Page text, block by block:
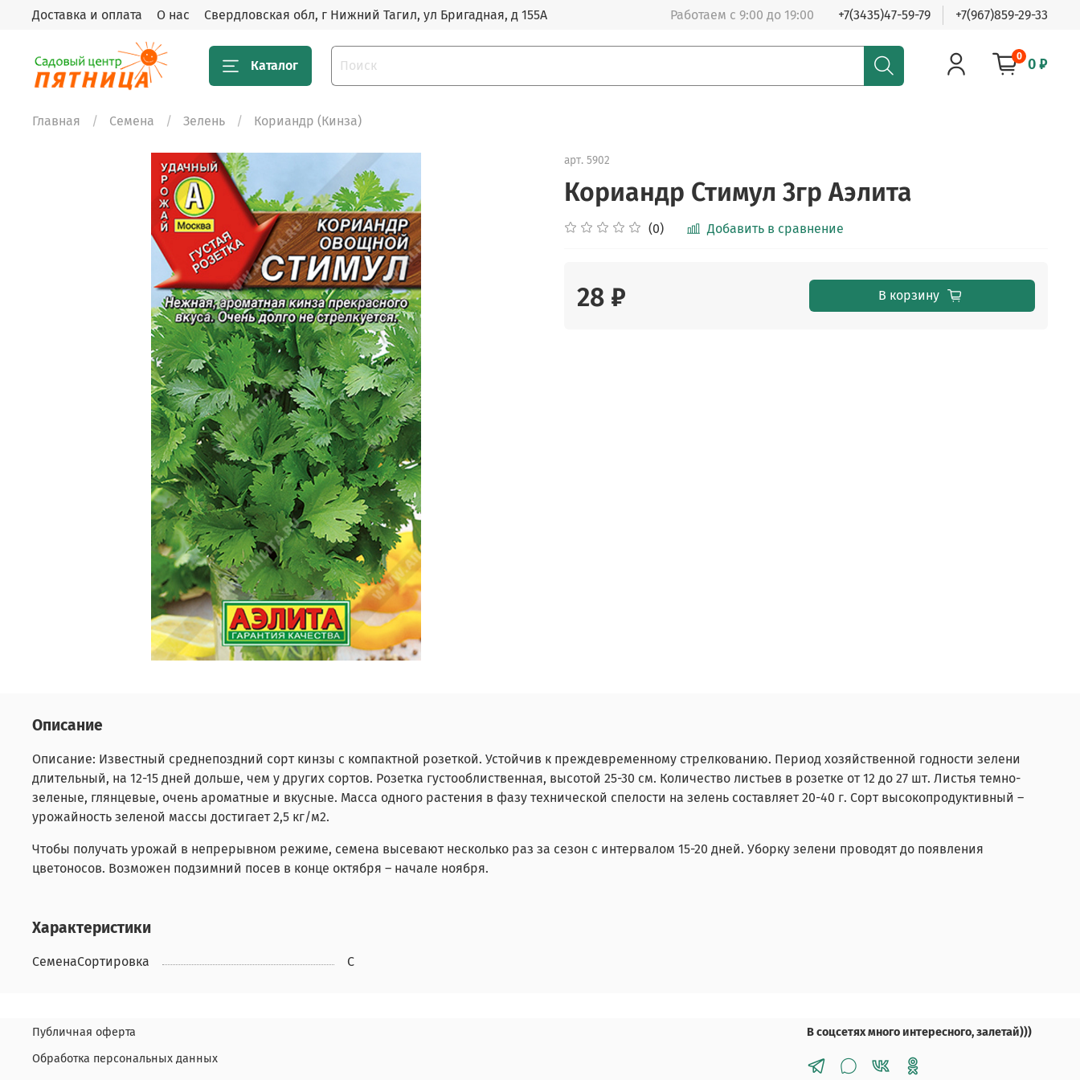
Доставка и оплата О нас Свердловская обл, г Нижний Тагил, ул Бригадная, д 155А Работаем с 9:00 до 19:00 +7(3435)47-59-79 +7(967)859-29-33
Каталог
0 0 ₽
Главная Семена Зелень Кориандр (Кинза)
арт. 5902
Кориандр Стимул 3гр Аэлита
(0) Добавить в сравнение
28 ₽ В корзину
Описание
Описание: Известный среднепоздний сорт кинзы с компактной розеткой. Устойчив к преждевременному стрелкованию. Период хозяйственной годности зелени
длительный, на 12-15 дней дольше, чем у других сортов. Розетка густооблиственная, высотой 25-30 см. Количество листьев в розетке от 12 до 27 шт. Листья темно-
зеленые, глянцевые, очень ароматные и вкусные. Масса одного растения в фазу технической спелости на зелень составляет 20-40 г. Сорт высокопродуктивный –
урожайность зеленой массы достигает 2,5 кг/м2.
Чтобы получать урожай в непрерывном режиме, семена высевают несколько раз за сезон с интервалом 15-20 дней. Уборку зелени проводят до появления
цветоносов. Возможен подзимний посев в конце октября – начале ноября.
Характеристики
СеменаСортировка С
Публичная оферта
Обработка персональных данных
В соцсетях много интересного, залетай)))